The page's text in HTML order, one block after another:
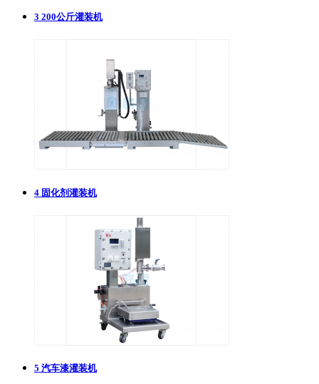
3 200公斤灌装机
4 固化剂灌装机
5 汽车漆灌装机